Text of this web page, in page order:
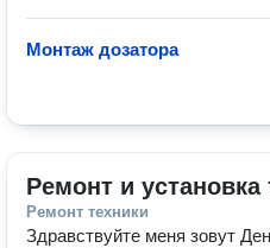
Монтаж дозатора
Ремонт и установка
Ремонт техники
Здравствуйте меня зовут